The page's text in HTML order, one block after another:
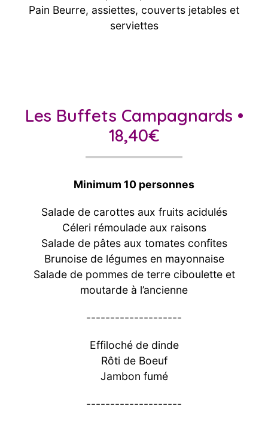
Pain Beurre, assiettes, couverts jetables et
serviettes
Les Buffets Campagnards •
18,40€
Minimum 10 personnes
Salade de carottes aux fruits acidulés
Céleri rémoulade aux raisons
Salade de pâtes aux tomates confites
Brunoise de légumes en mayonnaise
Salade de pommes de terre ciboulette et
moutarde à l’ancienne
--------------------
Effiloché de dinde
Rôti de Boeuf
Jambon fumé
--------------------